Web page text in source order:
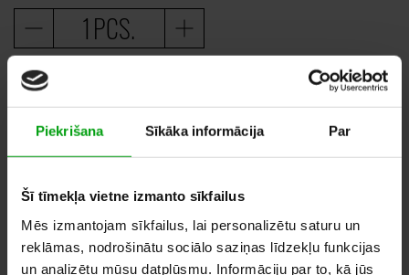
Piekrišana Sīkāka informācija Par
Šī tīmekļa vietne izmanto sīkfailus
Mēs izmantojam sīkfailus, lai personalizētu saturu un
reklāmas, nodrošinātu sociālo saziņas līdzekļu funkcijas
un analizētu mūsu datplūsmu. Informāciju par to, kā jūs
PCS.
30,00
ADD TO WHISHLIST